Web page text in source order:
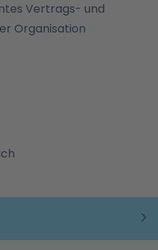
Vertrags- und
Organisation